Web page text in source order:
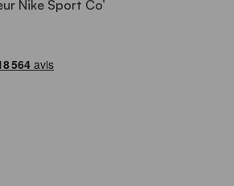
Nike Sport Co’